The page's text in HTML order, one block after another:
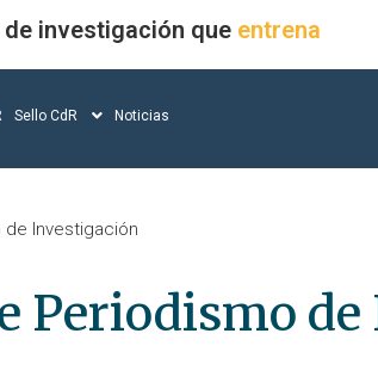
investigación que entrena
Sello CdR Noticias
de Investigación
Periodismo